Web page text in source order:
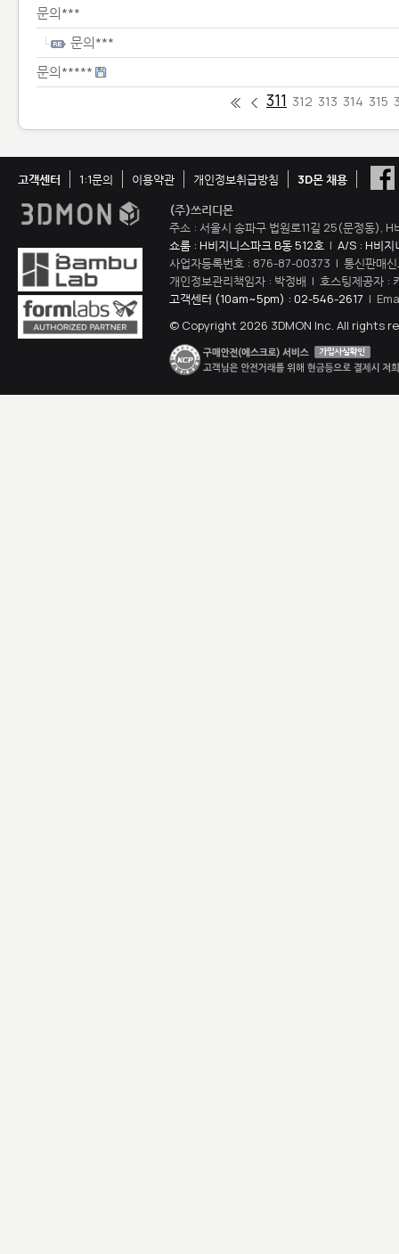
문의***
문의***
문의*****
311 312 313 314 315
고객센터 1:1문의 이용약관 개인정보취급방침
3D몬 채용
(주)쓰리디몬
주소 : 서울시 송파구 법원로11길 25(문정동),
쇼룸 : H비지니스파크 B동 512호 | A/S : H비지
사업자등록번호 : 876-87-00373 | 통신판매
개인정보관리책임자 : 박정배 | 호스팅제공자 :
고객센터 (10am~5pm) : 02-546-2617 |
© Copyright 2026 3DMON Inc. All rights